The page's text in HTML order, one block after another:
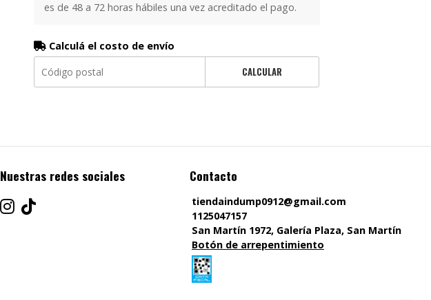
es de 48 a 72 horas hábiles una vez acreditado el pago.
Calculá el costo de envío
CALCULAR
Nuestras redes sociales Contacto
tiendaindump0912@gmail.com
1125047157
San Martín 1972, Galería Plaza, San Martín
Botón de arrepentimiento